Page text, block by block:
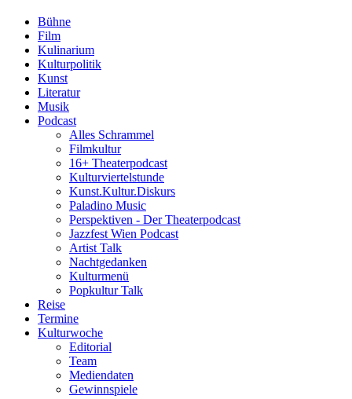
Bühne
Film
Kulinarium
Kulturpolitik
Kunst
Literatur
Musik
Podcast
Alles Schrammel
Filmkultur
16+ Theaterpodcast
Kulturviertelstunde
Kunst.Kultur.Diskurs
Paladino Music
Perspektiven - Der Theaterpodcast
Jazzfest Wien Podcast
Artist Talk
Nachtgedanken
Kulturmenü
Popkultur Talk
Reise
Termine
Kulturwoche
Editorial
Team
Mediendaten
Gewinnspiele